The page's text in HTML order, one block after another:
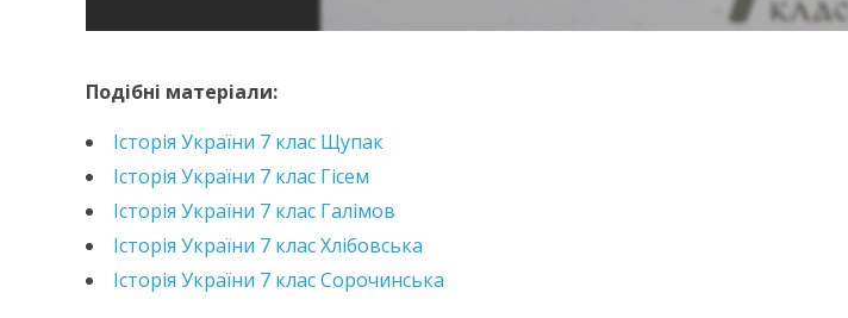
Подібні матеріали:
Історія України 7 клас Щупак
Історія України 7 клас Гісем
Історія України 7 клас Галімов
Історія України 7 клас Хлібовська
Історія України 7 клас Сорочинська